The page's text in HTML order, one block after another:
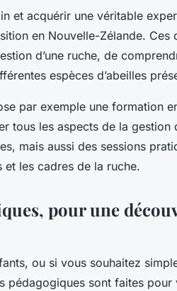
et acquérir une véritable
en Nouvelle-Zélande. Ces
d’une ruche, de
espèces d’abeilles
par exemple une formation
tous les aspects de la gestion
mais aussi des sessions
les cadres de la ruche.
pour une
ou si vous souhaitez
pédagogiques sont faites pour